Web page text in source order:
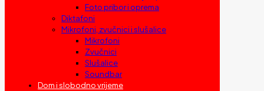
Foto pribor i oprema
Diktafoni
Mikrofoni, zvučnici i slušalice
Mikrofoni
Zvučnici
Slušalice
Soundbar
Dom i slobodno vrijeme